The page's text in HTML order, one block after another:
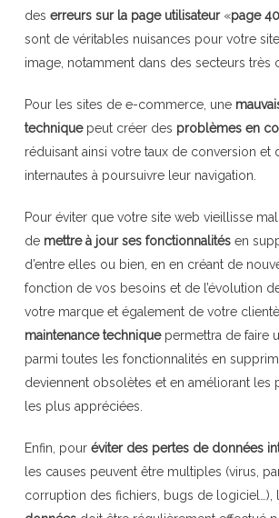
des erreurs sur la page utilisateur«page
sont de véritables nuisances pour votre
image, notamment dans des secteurs très
Pour les sites de e-commerce, une
techniquepeut créer des problèmes en
réduisant ainsi votre taux de conversion et
internautes à poursuivre leur navigation.
Pour éviter que votre site web vieillisse
de mettre à jour ses fonctionnalitésen
d’entre elles ou bien, en en créant de
fonction de vos besoins et de l’évolution
votre marque et également de votre
maintenance techniquepermettra de faire
parmi toutes les fonctionnalités en
deviennent obsolètes et en améliorant les
les plus appréciées.
Enfin, pour éviter des pertes de données
les causes peuvent être multiples (virus,
corruption des fichiers, bugs de logiciel…),